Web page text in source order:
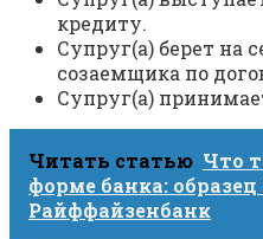
кредиту.
Супруг(а) берет на
созаемщика по
Супруг(а)
Читать статью Что
форме банка: образец
Райффайзенбанк